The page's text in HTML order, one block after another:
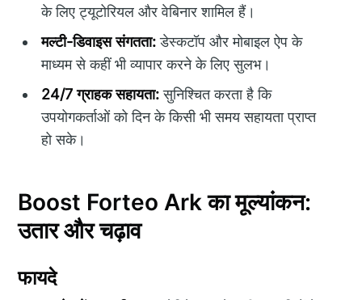
के लिए ट्यूटोरियल और वेबिनार शामिल हैं।
मल्टी-डिवाइस संगतता:डेस्कटॉप और मोबाइल ऐप के
माध्यम से कहीं भी व्यापार करने के लिए सुलभ।
24/7 ग्राहक सहायता:सुनिश्चित करता है कि
उपयोगकर्ताओं को दिन के किसी भी समय सहायता प्राप्त
हो सके।
Boost Forteo Ark का मूल्यांकन:
उतार और चढ़ाव
फायदे